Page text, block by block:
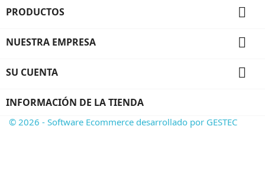
PRODUCTOS 
NUESTRA EMPRESA 
SU CUENTA 
INFORMACIÓN DE LA TIENDA
© 2026 - Software Ecommerce desarrollado por GESTEC